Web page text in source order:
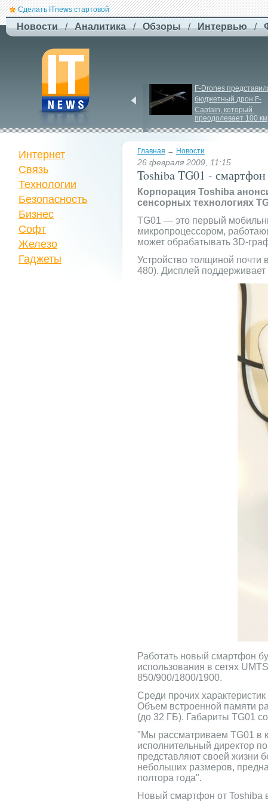
Сделать ITnews стартовой
Новости / Аналитика / Обзоры / Интервью /
плату за ручну поклажу
F-Drones
бюджетный дрон F-
Сaptain, который
преодолевает 100 км
Главная → Новости
26 февраля 2009, 11:15
Toshiba TG01 -
Корпорация Toshiba
сенсорных технологиях
TG01 — это первый
микропроцессором,
может обрабатывать 3D-
Устройство толщиной
480). Дисплей
Работать новый смартфон
использования в сетях
850/900/1800/1900.
Среди прочих
Объем встроенной памяти
(до 32 ГБ). Габариты TG01
"Мы рассматриваем TG01 в
исполнительный директор
представляют своей жизни
небольших размеров,
полтора года".
Новый смартфон от Toshiba
Интернет
Связь
Технологии
Безопасность
Бизнес
Софт
Железо
Гаджеты